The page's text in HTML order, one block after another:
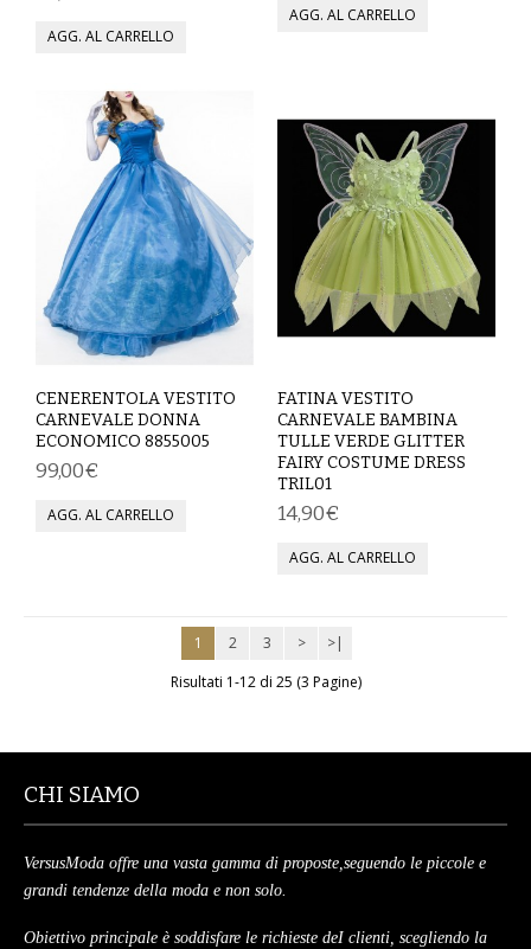
MAGLIETTE
PANTALONI
PIGIAMI
SCUOLA
TUTE E FELPE
UOMO
CAMICIE
CARNEVALE
DANZA
FELPE
TUTTI I PRODOTTI
CENERENTOLA VESTITO
CARNEVALE DONNA
ECONOMICO 8855005
99,00€
FATINA VESTITO
CARNEVALE BAMBINA
TULLE VERDE GLITTER
FAIRY COSTUME DRESS
TRIL01
14,90€
1 2 3 >
>|
Risultati 1-12 di 25 (3 Pagine)
CHI SIAMO
VersusModa offre una vasta gamma di proposte,seguendo le piccole e
grandi tendenze della moda e non solo.
Obiettivo principale è soddisfare le richieste deI clienti, scegliendo la